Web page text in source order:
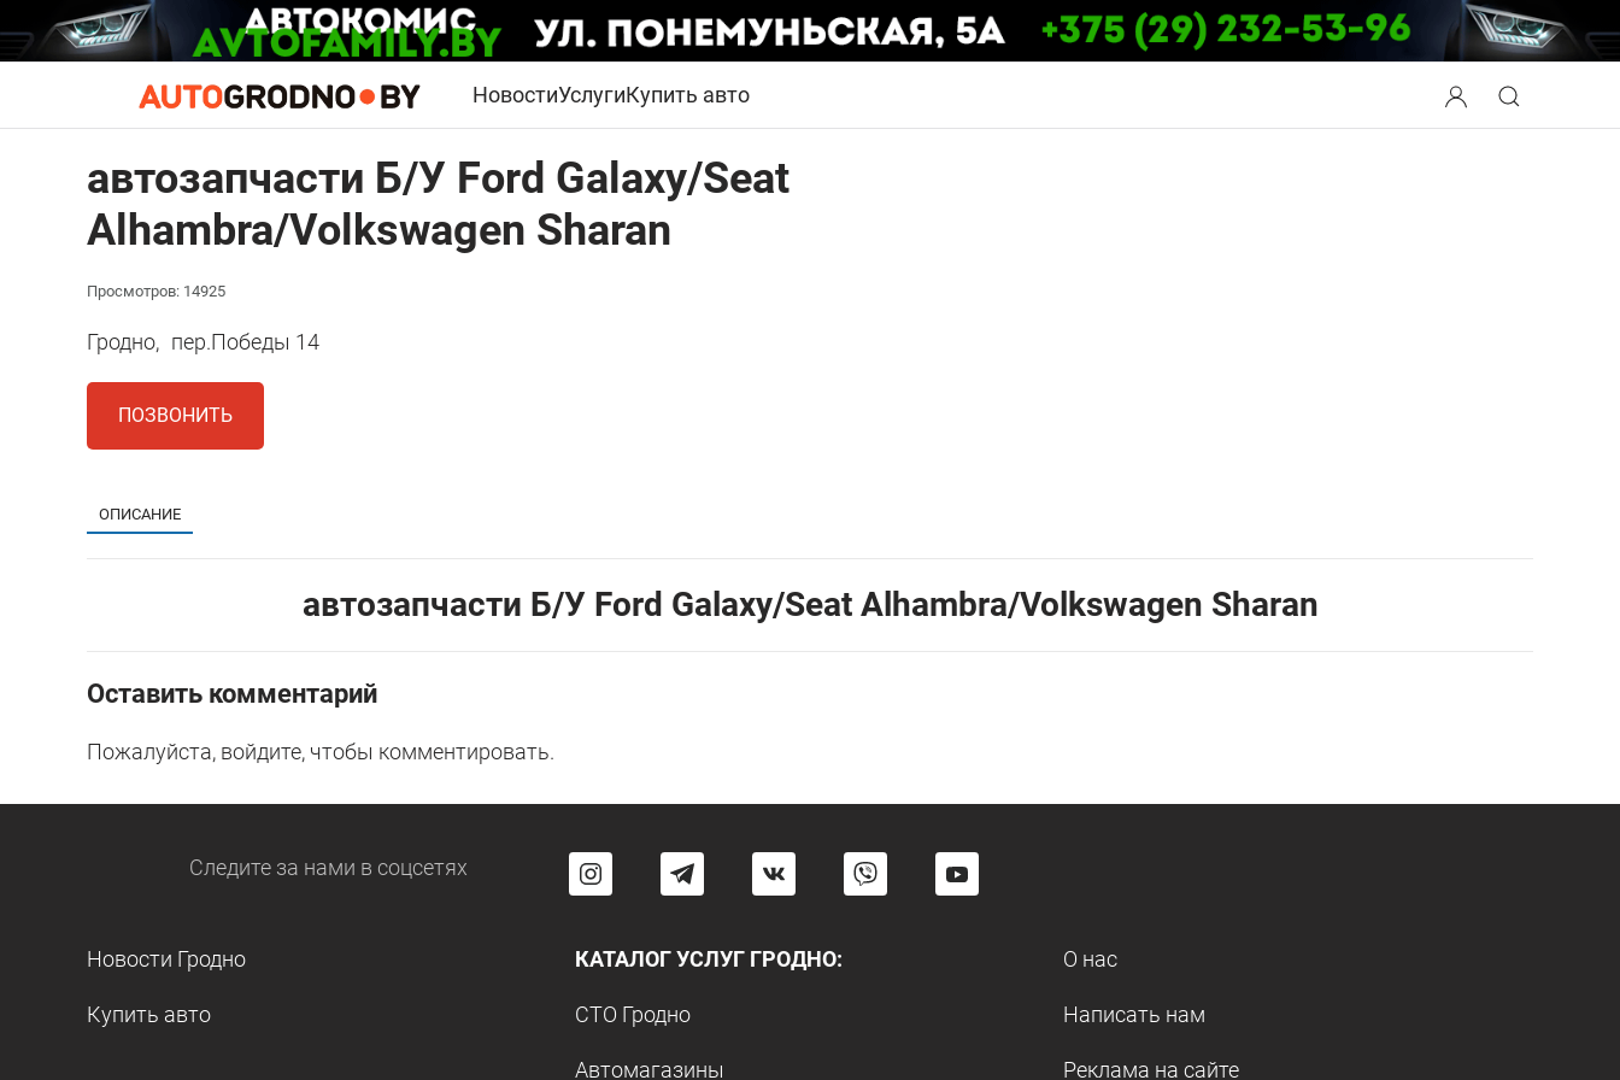
НовостиУслугиКупить авто
автозапчасти Б/У Ford Galaxy/Seat
Alhambra/Volkswagen Sharan
Просмотров: 14925
Гродно, пер.Победы 14
ПОЗВОНИТЬ
ОПИСАНИЕ
автозапчасти Б/У Ford Galaxy/Seat Alhambra/Volkswagen Sharan
Оставить комментарий
Пожалуйста, войдите, чтобы комментировать.
Следите за нами в соцсетях
Новости Гродно
Купить авто
КАТАЛОГ УСЛУГ ГРОДНО:
СТО Гродно
Автомагазины
О нас
Написать нам
Реклама на сайте